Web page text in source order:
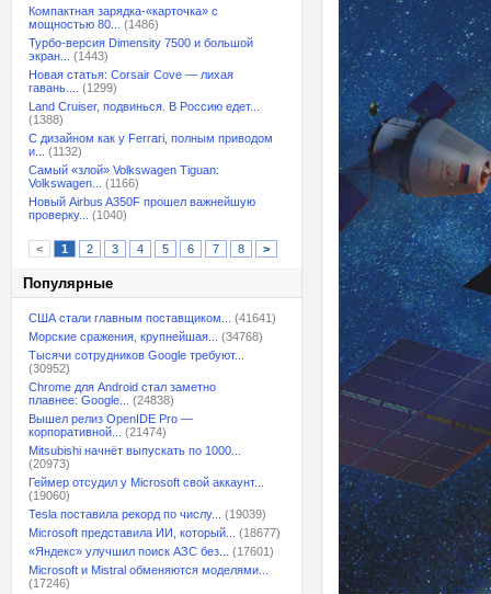
Компактная зарядка-«карточка» с
мощностью 80...
(1486)
Турбо-версия Dimensity 7500 и большой
экран...
(1443)
Новая статья: Corsair Cove — лихая
гавань....
(1299)
Land Cruiser, подвинься. В Россию едет...
(1388)
С дизайном как у Ferrari, полным приводом
и...
(1132)
Самый «злой» Volkswagen Tiguan:
Volkswagen...
(1166)
Новый Airbus A350F прошел важнейшую
проверку...
(1040)
< 1 2 3 4 5 6 7 8 >
Популярные
США стали главным поставщиком...
(41641)
Морские сражения, крупнейшая...
(34768)
Тысячи сотрудников Google требуют...
(30952)
Chrome для Android стал заметно
плавнее: Google...
(24838)
Вышел релиз OpenIDE Pro —
корпоративной...
(21474)
Mitsubishi начнёт выпускать по 1000...
(20973)
Геймер отсудил у Microsoft свой аккаунт...
(19060)
Tesla поставила рекорд по числу...
(19039)
Microsoft представила ИИ, который...
(18677)
«Яндекс» улучшил поиск АЗС без...
(17601)
Microsoft и Mistral обменяются моделями...
(17246)